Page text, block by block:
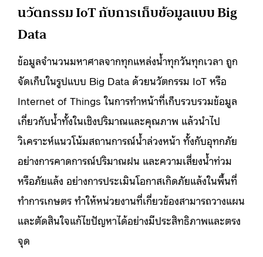
นวัตกรรม IoT กับการเก็บข้อมูลแบบ Big
Data
ข้อมูลจำนวนมหาศาลจากทุกแหล่งน้ำทุกวันทุกเวลา ถูก
จัดเก็บในรูปแบบ Big Data ด้วยนวัตกรรม IoT หรือ
Internet of Things ในการทำหน้าที่เก็บรวบรวมข้อมูล
เกี่ยวกับน้ำทั้งในเชิงปริมาณและคุณภาพ แล้วนำไป
วิเคราะห์แนวโน้มสถานการณ์น้ำล่วงหน้า ทั้งกับอุทกภัย
อย่างการคาดการณ์ปริมาณฝน และความเสี่ยงน้ำท่วม
หรือภัยแล้ง อย่างการประเมินโอกาสเกิดภัยแล้งในพื้นที่
ทำการเกษตร ทำให้หน่วยงานที่เกี่ยวข้องสามารถวางแผน
และตัดสินใจแก้ไขปัญหาได้อย่างมีประสิทธิภาพและตรง
จุด